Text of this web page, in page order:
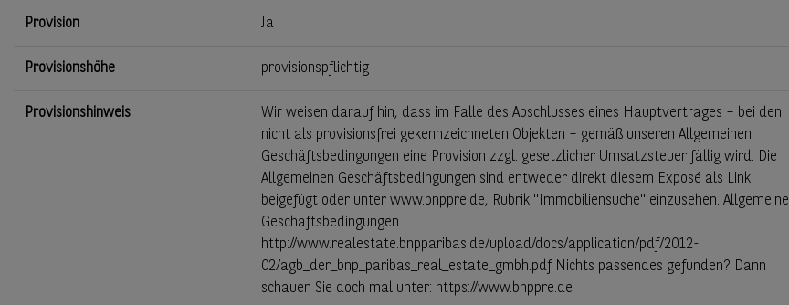
Provision Ja
Provisionshöhe provisionspflichtig
Provisionshinweis
Wir weisen darauf hin, dass im Falle des Abschlusses eines Hauptvertrages – bei den
nicht als provisionsfrei gekennzeichneten Objekten – gemäß unseren Allgemeinen
Geschäftsbedingungen eine Provision zzgl. gesetzlicher Umsatzsteuer fällig wird. Die
Allgemeinen Geschäftsbedingungen sind entweder direkt diesem Exposé als Link
beigefügt oder unter www.bnppre.de, Rubrik "Immobiliensuche" einzusehen. Allgemeine
Geschäftsbedingungen
http://www.realestate.bnpparibas.de/upload/docs/application/pdf/2012-
02/agb_der_bnp_paribas_real_estate_gmbh.pdf Nichts passendes gefunden? Dann
schauen Sie doch mal unter: https://www.bnppre.de